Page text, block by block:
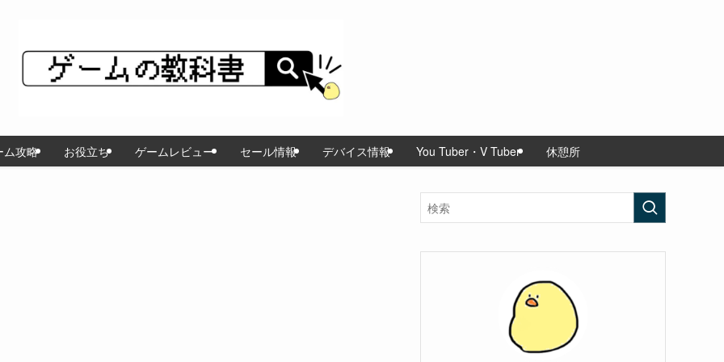
ム攻略 お役立ち ゲームレビュー セール情報 デバイス情報 You Tuber・V Tuber 休憩所